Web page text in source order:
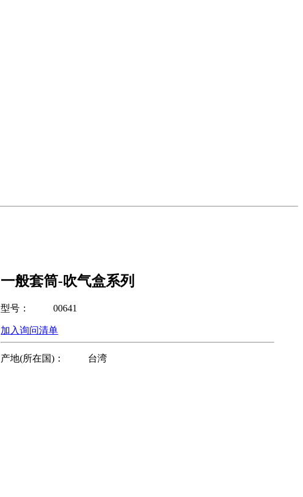
一般套筒-吹气盒系列
型号： 00641
加入询问清单
产地(所在国)： 台湾